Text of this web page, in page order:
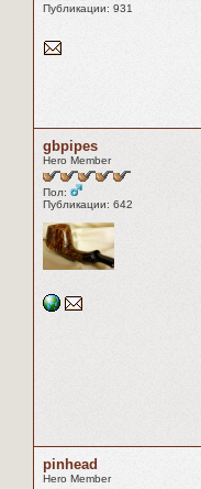
Публикации: 931
gbpipes
Hero Member
Пол:
Публикации: 642
pinhead
Hero Member